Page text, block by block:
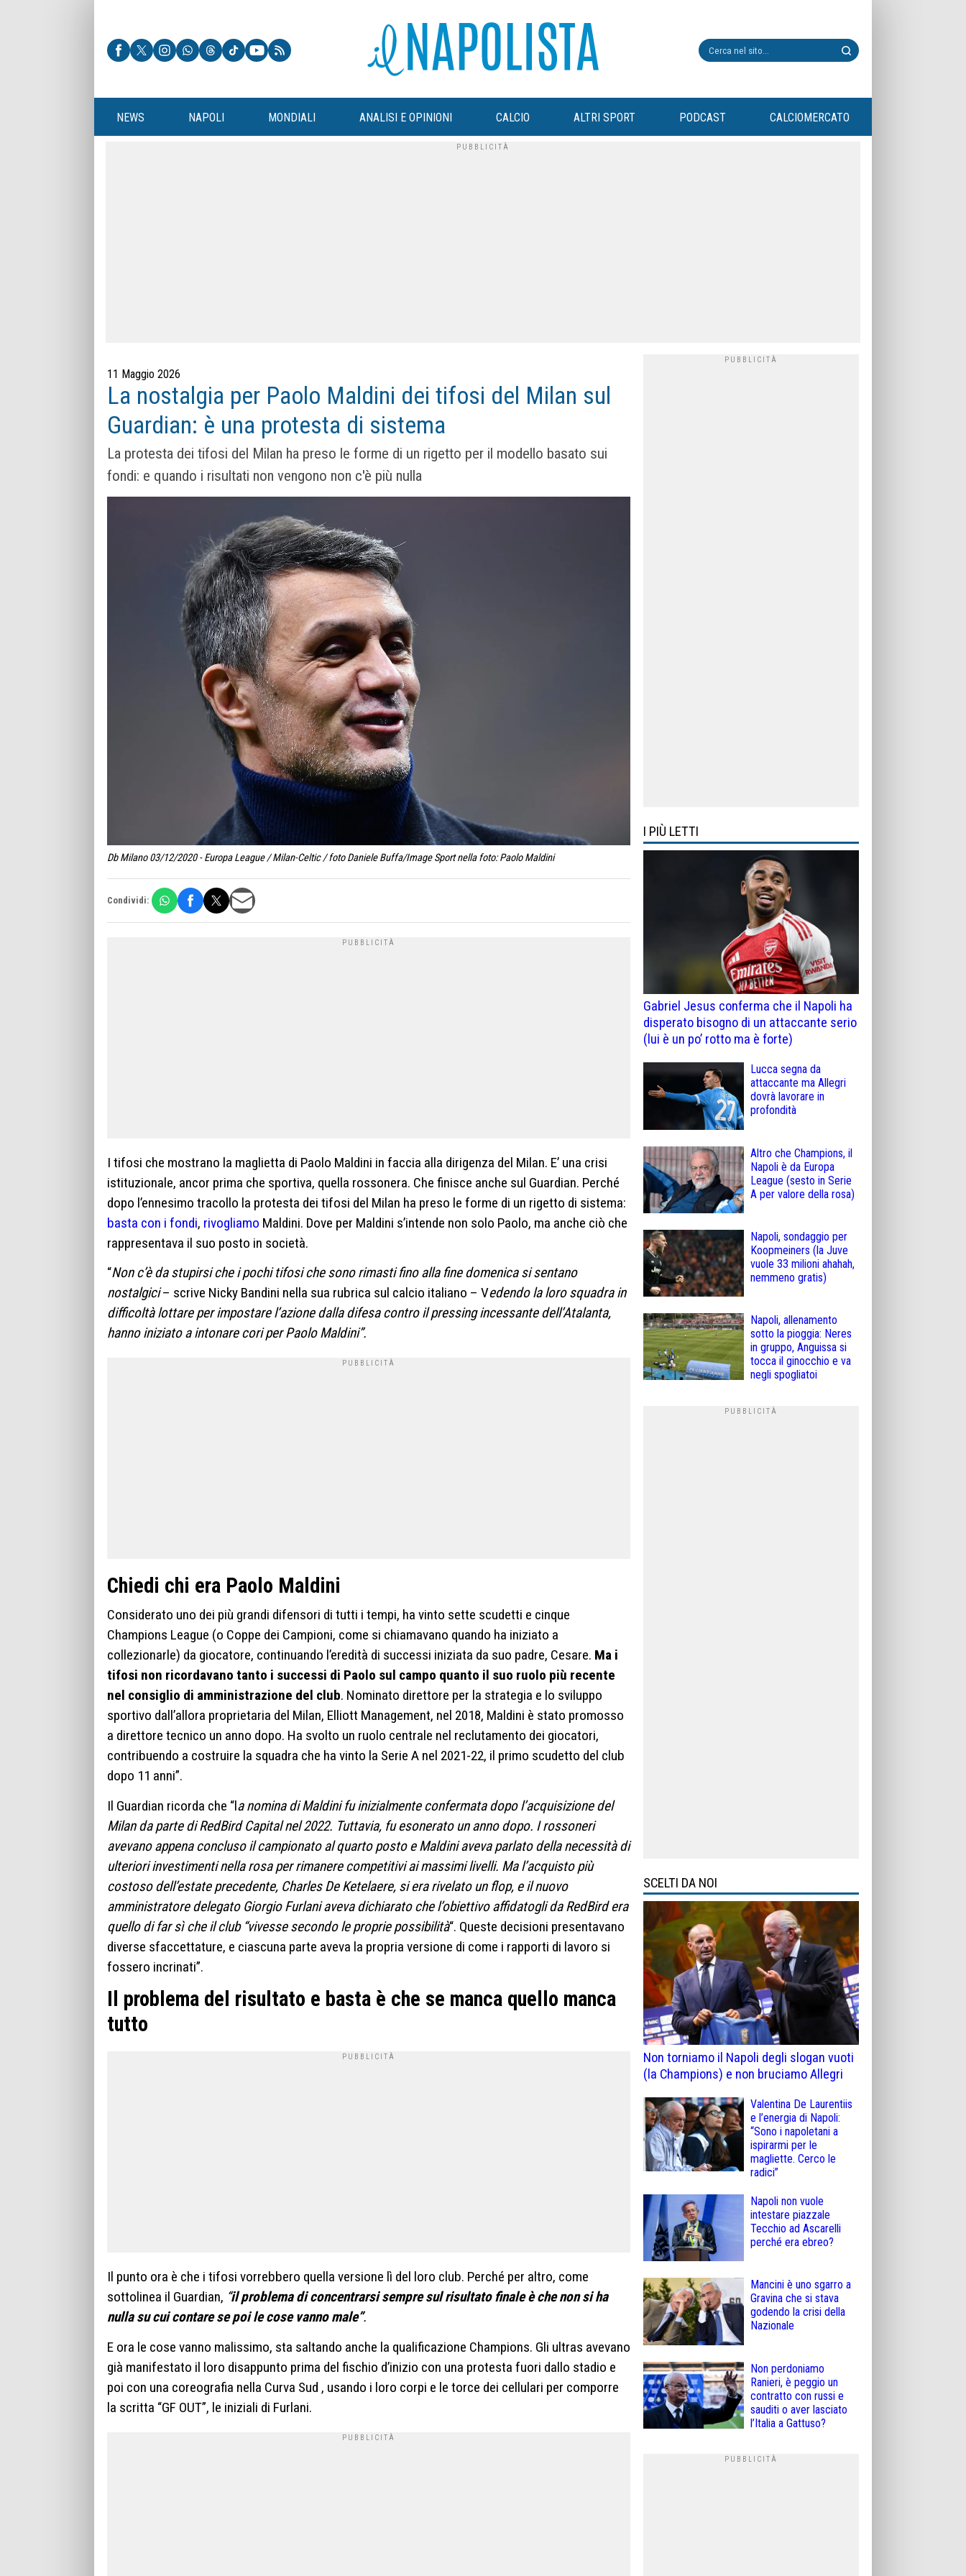
NEWS NAPOLI MONDIALI ANALISI E OPINIONI CALCIO ALTRI SPORT PODCAST CALCIOMERCATO
11 Maggio 2026
La nostalgia per Paolo Maldini dei tifosi del Milan sul
Guardian: è una protesta di sistema
La protesta dei tifosi del Milan ha preso le forme di un rigetto per il modello basato sui
fondi: e quando i risultati non vengono non c'è più nulla
Db Milano 03/12/2020 - Europa League / Milan-Celtic / foto Daniele Buffa/Image Sport nella foto: Paolo Maldini
Condividi:
I tifosi che mostrano la maglietta di Paolo Maldini in faccia alla dirigenza del Milan. E’ una crisi
istituzionale, ancor prima che sportiva, quella rossonera. Che finisce anche sul Guardian. Perché
dopo l’ennesimo tracollo la protesta dei tifosi del Milan ha preso le forme di un rigetto di sistema:
basta con i fondi, rivogliamo Maldini. Dove per Maldini s’intende non solo Paolo, ma anche ciò che
rappresentava il suo posto in società.
“Non c’è da stupirsi che i pochi tifosi che sono rimasti fino alla fine domenica si sentano
nostalgici– scrive Nicky Bandini nella sua rubrica sul calcio italiano – Vedendo la loro squadra in
difficoltà lottare per impostare l’azione dalla difesa contro il pressing incessante dell’Atalanta,
hanno iniziato a intonare cori per Paolo Maldini”.
Chiedi chi era Paolo Maldini
Considerato uno dei più grandi difensori di tutti i tempi, ha vinto sette scudetti e cinque
Champions League (o Coppe dei Campioni, come si chiamavano quando ha iniziato a
collezionarle) da giocatore, continuando l’eredità di successi iniziata da suo padre, Cesare. Ma i
tifosi non ricordavano tanto i successi di Paolo sul campo quanto il suo ruolo più recente
nel consiglio di amministrazione del club. Nominato direttore per la strategia e lo sviluppo
sportivo dall’allora proprietaria del Milan, Elliott Management, nel 2018, Maldini è stato promosso
a direttore tecnico un anno dopo. Ha svolto un ruolo centrale nel reclutamento dei giocatori,
contribuendo a costruire la squadra che ha vinto la Serie A nel 2021-22, il primo scudetto del club
dopo 11 anni”.
Il Guardian ricorda che “la nomina di Maldini fu inizialmente confermata dopo l’acquisizione del
Milan da parte di RedBird Capital nel 2022. Tuttavia, fu esonerato un anno dopo. I rossoneri
avevano appena concluso il campionato al quarto posto e Maldini aveva parlato della necessità di
ulteriori investimenti nella rosa per rimanere competitivi ai massimi livelli. Ma l’acquisto più
costoso dell’estate precedente, Charles De Ketelaere, si era rivelato un flop, e il nuovo
amministratore delegato Giorgio Furlani aveva dichiarato che l’obiettivo affidatogli da RedBird era
quello di far sì che il club “vivesse secondo le proprie possibilità“. Queste decisioni presentavano
diverse sfaccettature, e ciascuna parte aveva la propria versione di come i rapporti di lavoro si
fossero incrinati”.
Il problema del risultato e basta è che se manca quello manca
tutto
Il punto ora è che i tifosi vorrebbero quella versione lì del loro club. Perché per altro, come
sottolinea il Guardian, “il problema di concentrarsi sempre sul risultato finale è che non si ha
nulla su cui contare se poi le cose vanno male”.
E ora le cose vanno malissimo, sta saltando anche la qualificazione Champions. Gli ultras avevano
già manifestato il loro disappunto prima del fischio d’inizio con una protesta fuori dallo stadio e
poi con una coreografia nella Curva Sud , usando i loro corpi e le torce dei cellulari per comporre
la scritta “GF OUT”, le iniziali di Furlani.
I PIÙ LETTI
Gabriel Jesus conferma che il Napoli ha
disperato bisogno di un attaccante serio
(lui è un po’ rotto ma è forte)
Lucca segna da
attaccante ma Allegri
dovrà lavorare in
profondità
Altro che Champions, il
Napoli è da Europa
League (sesto in Serie
A per valore della rosa)
Napoli, sondaggio per
Koopmeiners (la Juve
vuole 33 milioni ahahah,
nemmeno gratis)
Napoli, allenamento
sotto la pioggia: Neres
in gruppo, Anguissa si
tocca il ginocchio e va
negli spogliatoi
SCELTI DA NOI
Non torniamo il Napoli degli slogan vuoti
(la Champions) e non bruciamo Allegri
Valentina De Laurentiis
e l’energia di Napoli:
“Sono i napoletani a
ispirarmi per le
magliette. Cerco le
radici”
Napoli non vuole
intestare piazzale
Tecchio ad Ascarelli
perché era ebreo?
Mancini è uno sgarro a
Gravina che si stava
godendo la crisi della
Nazionale
Non perdoniamo
Ranieri, è peggio un
contratto con russi e
sauditi o aver lasciato
l’Italia a Gattuso?